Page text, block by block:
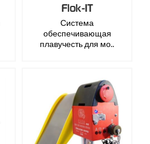
Flok-IT
Система
обеспечивающая
плавучесть для мо..